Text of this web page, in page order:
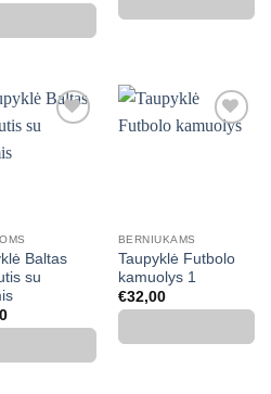
Baltas
su
BERNIUKAMS
Taupyklė Futbolo
kamuolys 1
€32,00